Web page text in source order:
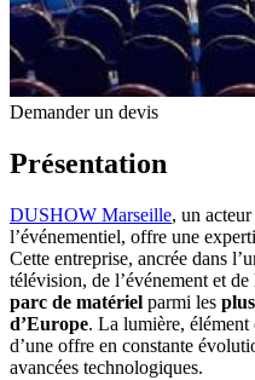
Demander un devis
Présentation
DUSHOW Marseille, un
l’événementiel, offre une
Cette entreprise, ancrée dans
télévision, de l’événement et de
parc de matériel parmi les
d’Europe. La lumière, élément
d’une offre en constante
avancées technologiques.